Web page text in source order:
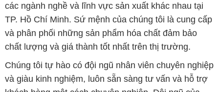
các ngành nghề và lĩnh vực sản xuất khác nhau tại
TP. Hồ Chí Minh. Sứ mệnh của chúng tôi là cung cấp
và phân phối những sản phẩm hóa chất đảm bảo
chất lượng và giá thành tốt nhất trên thị trường.
Chúng tôi tự hào có đội ngũ nhân viên chuyên nghiệp
và giàu kinh nghiệm, luôn sẵn sàng tư vấn và hỗ trợ